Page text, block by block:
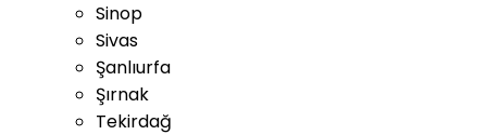
Sinop
Sivas
Şanlıurfa
Şırnak
Tekirdağ